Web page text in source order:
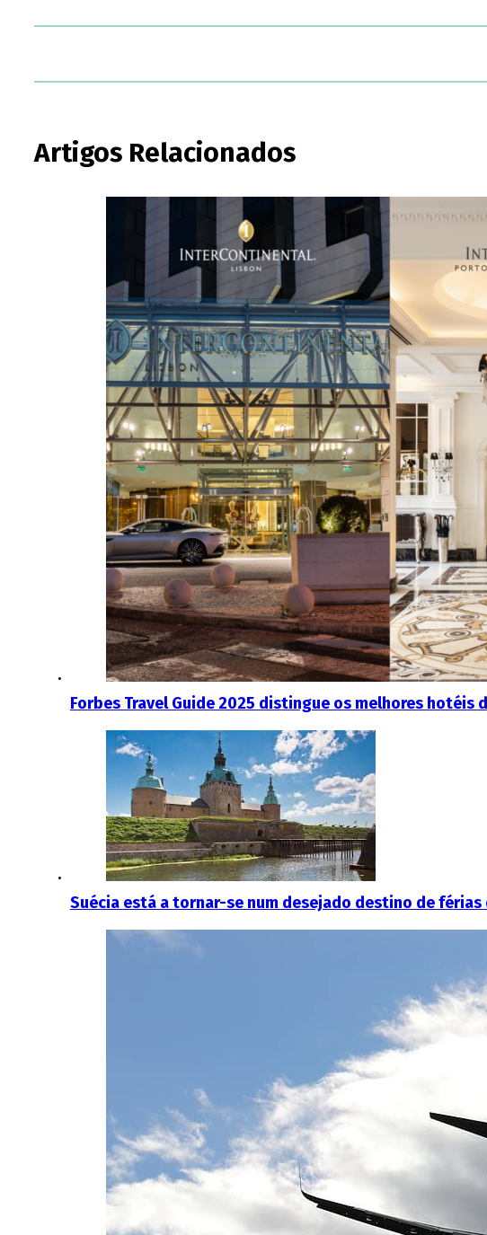
Artigos Relacionados
Forbes Travel Guide 2025 distingue os melhores hotéis
Suécia está a tornar-se num desejado destino de